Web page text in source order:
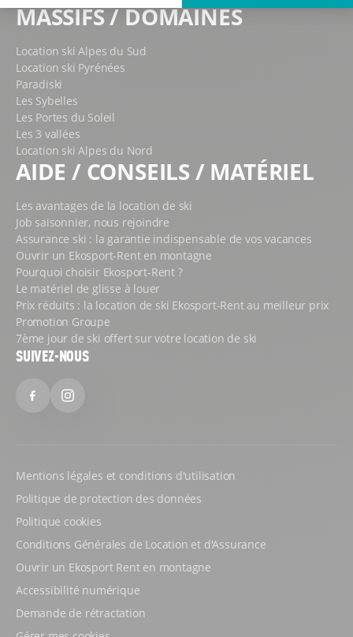
MASSIFS / DOMAINES
Location ski Alpes du Sud
Location ski Pyrénées
Paradiski
Les Sybelles
Les Portes du Soleil
Les 3 vallées
Location ski Alpes du Nord
AIDE / CONSEILS / MATÉRIEL
Les avantages de la location de ski
Job saisonnier, nous rejoindre
Assurance ski : la garantie indispensable de vos vacances
Ouvrir un Ekosport-Rent en montagne
Pourquoi choisir Ekosport-Rent ?
Le matériel de glisse à louer
Prix réduits : la location de ski Ekosport-Rent au meilleur prix
Promotion Groupe
7ème jour de ski offert sur votre location de ski
SUIVEZ-NOUS
FacebookInstagram
Mentions légales et conditions d'utilisation
Politique de protection des données
Politique cookies
Conditions Générales de Location et d'Assurance
Ouvrir un Ekosport Rent en montagne
Accessibilité numérique
Demande de rétractation